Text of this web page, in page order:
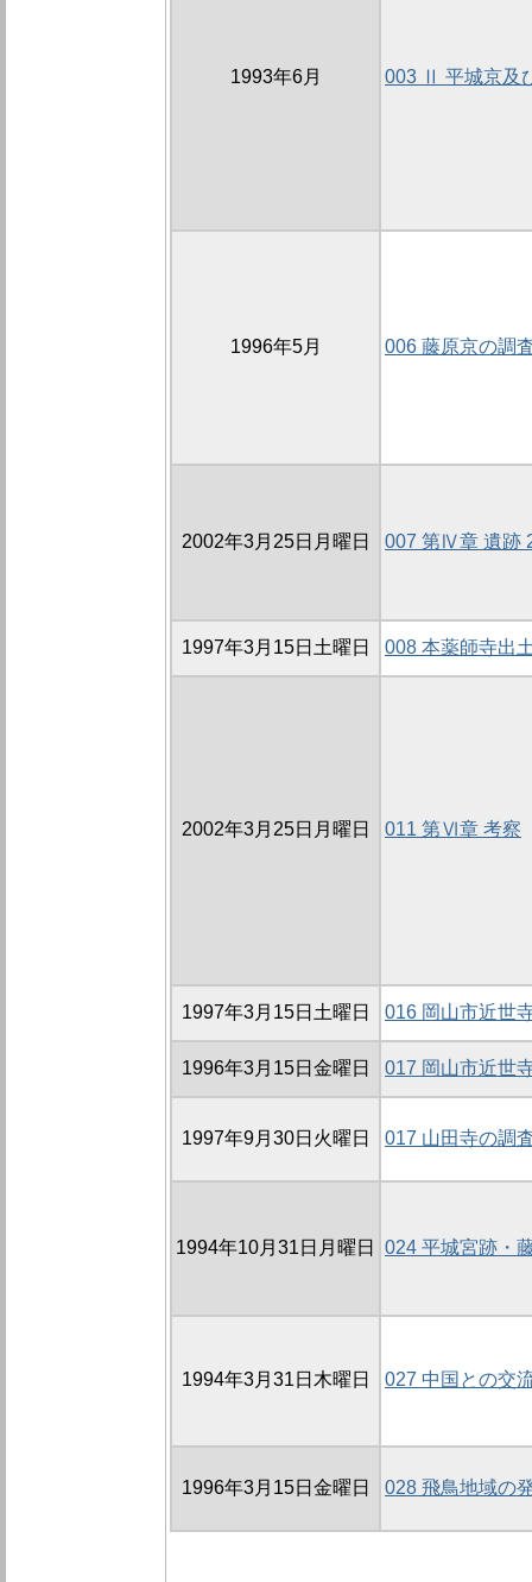
1993年6月 003 Ⅱ 平城京及
1996年5月 006 藤原京の調
2002年3月25日月曜日 007 第Ⅳ章 遺跡
1997年3月15日土曜日 008 本薬師寺出
2002年3月25日月曜日 011 第Ⅵ章 考察
1997年3月15日土曜日 016 岡山市近世
1996年3月15日金曜日 017 岡山市近世
1997年9月30日火曜日 017 山田寺の調
1994年10月31日月曜日 024 平城宮跡・
1994年3月31日木曜日 027 中国との交
1996年3月15日金曜日 028 飛鳥地域の